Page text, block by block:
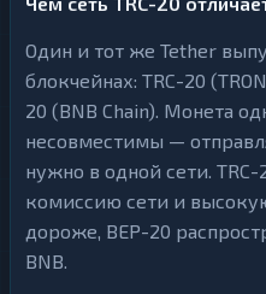
Один и тот же Tether
блокчейнах: TRC-20
20 (BNB Chain). Монета
несовместимы —
нужно в одной сети.
комиссию сети и
дороже, BEP-20
BNB.